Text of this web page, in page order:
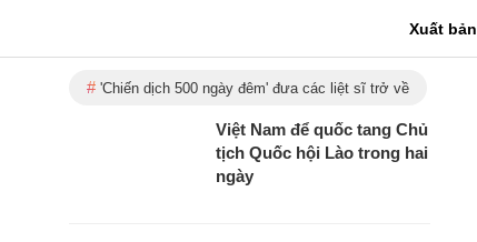
Xuất bản
'Chiến dịch 500 ngày đêm' đưa các liệt sĩ trở về
Việt Nam để quốc tang Chủ
tịch Quốc hội Lào trong hai
ngày